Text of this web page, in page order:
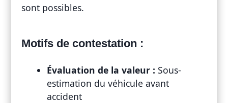
sont possibles.
Motifs de contestation :
Évaluation de la valeur : Sous-
estimation du véhicule avant
accident